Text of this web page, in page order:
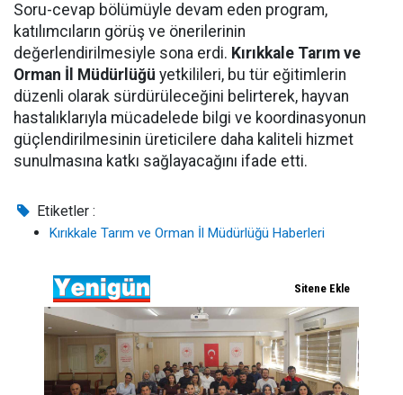
Soru-cevap bölümüyle devam eden program,
katılımcıların görüş ve önerilerinin
değerlendirilmesiyle sona erdi. Kırıkkale Tarım ve
Orman İl Müdürlüğü yetkilileri, bu tür eğitimlerin
düzenli olarak sürdürüleceğini belirterek, hayvan
hastalıklarıyla mücadelede bilgi ve koordinasyonun
güçlendirilmesinin üreticilere daha kaliteli hizmet
sunulmasına katkı sağlayacağını ifade etti.
Etiketler :
Kırıkkale Tarım ve Orman İl Müdürlüğü Haberleri